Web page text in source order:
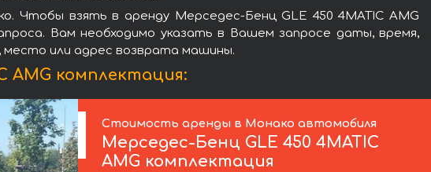
Чтобы взять в аренду Мерседес-Бенц GLE 450 4MATIC AMG
Вам необходимо указать в Вашем запросе даты, время,
или адрес возврата машины.
AMG комплектация:
Стоимость аренды в Монако автомобиля
Мерседес-Бенц GLE 450 4MATIC
AMG комплектация